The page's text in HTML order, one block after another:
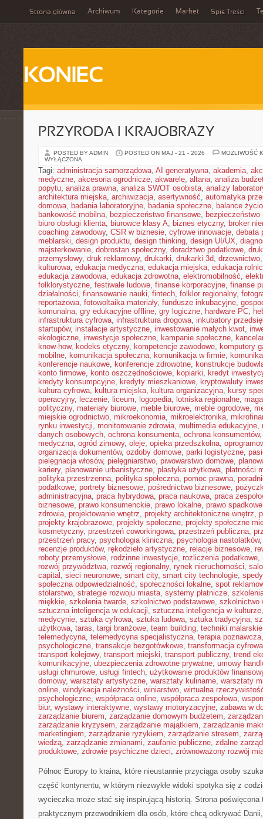
Strona główna Archiwum Kategorie Market Spis Treści
KONIEC
PRZYRODA I KRAJOBRAZY
POSTED BY ADMIN POSTED ON MAJ - 21 - 2026
MOŻLIWOŚĆ
WYŁĄCZONA
Tagi: administracja samorządowa, AI generatywna, akademia,
medyczne, akcesoria ogrodnicze, akwarele, altana, analiza
popytu, analiza prawna, analiza SWOT osobista, analizy
architektura miejska, archiwizacja, asertywność, automatyka
domowa, badania laboratoryjne, badania społeczne, balance
bankowość mobilna, bezpieczeństwo finansowe, bezpieczeństwo
biuro obsługi klienta, biurowce klasy A, biznes etyczny, broker
coaching zawodowy, CSR w biznesie, cyfrowe innowacje, debata
meblarski, design produktu, design thinking, design UI/UX,
majsterkowanie, dobrostan społeczny, doradztwo podatkowe,
przemysłowy, druk reklamowy, drukarki, drukarki 3d, drzewnictwo
kulturowa, edukacja medyczna, edukacja miejska, edukacja
edukacja zawodowa, edukacja zdrowotna, elektromobilność,
folklorystyczne, festiwale ludowe, finanse korporacyjne, finanse
działalności, finansowanie nauki, fintech, folklor regionalny,
reportażowa, fotowoltaika materiały, fundusze inkubacyjne,
komunalna, gry edukacyjne offline, gry logiczne, hardware PC,
infrastruktura cyfrowa, infrastruktura drogowa, inkubatory
startupów, instalacje artystyczne, inwestowanie małych kwot,
ekologiczne, inwestycje społeczne, kampanie społeczne,
know-how, kodeks etyczny, kompetencje zawodowe, komputery
mobilne, komunikacja społeczna, komunikacja w firmie,
konferencje naukowe, konferencje zdrowotne, konstrukcje
konto firmowe, konto oszczędnościowe, kopiarki, kredyt
kredyty konsumpcyjne, kredyty mieszkaniowe, kryptowaluty
kultura cyfrowa, kultura miejska, kultura organizacyjna, kursy
operacyjny, leczenie, liceum, logopedia, lotniska regionalne,
polityczny, materiały biurowe, meble biurowe, meble ogrodowe,
miejskie ogrodnictwo, mikroekonomia, mikroelektronika,
rynku inwestycji, monitorowanie zdrowia, multimedia edukacyjne,
danych osobowych, ochrona konsumenta, ochrona konsumentów
medyczna, ogród zimowy, oleje, opieka przedszkolna,
organizacja dokumentów, ozdoby domowe, parki logistyczne,
pielęgnacja włosów, pielęgniarstwo, piwowarstwo domowe,
kariery, planowanie urbanistyczne, plastyka użytkowa, płatności
polityka przestrzenna, polityka społeczna, pomoc prawna,
podatkowe, portrety biznesowe, pośrednictwo biznesowe,
administracyjna, praca hybrydowa, praca naukowa, praca
biznesowe, prawo konsumenckie, prawo lokalne, prawo spadkowe
zdrowia, projektowanie wnętrz, projekty architektoniczne wnętrz,
projekty krajobrazowe, projekty społeczne, projekty społeczne
kosmetyczny, przestrzeń coworkingowa, przestrzeń publiczna,
przestrzeń pracy, psychologia kliniczna, psychologia nastolatków
recenzje produktów, rękodzieło artystyczne, relacje biznesowe,
roboty przemysłowe, rodzinne inwestycje, rozliczenia podatkowe,
rozwój przywództwa, rozwój regionalny, rynek nieruchomości,
capital , sieci neuronowe, smart city, smart city technologie,
społeczna odpowiedzialność, społeczności lokalne, spot
stolarstwo, strategie rozwoju miasta, systemy płatnicze,
miękkie, szkolenia twarde, szkolnictwo podstawowe, szkolnictwo
sztuczna inteligencja w edukacji, sztuczna inteligencja w kulturze
medycynie, sztuka cyfrowa, sztuka ludowa, sztuka tradycyjna,
użytkowa, taras, targi branżowe, team building, techniki malarskie
telemedycyna, telemedycyna specjalistyczna, terapia poznawcza
psychologiczne, transakcje bezgotówkowe, transformacja cyfrowa
transport kolejowy, transport miejski, transport publiczny, trend
komunikacyjne, ubezpieczenia zdrowotne prywatne, umowy
usługi chmurowe, usługi fintech, użytkowanie produktów
domowy, warsztaty artystyczne, warsztaty kulinarne, warsztaty
online, windykacja należności, winiarstwo, wirtualna
psychologiczne, współpraca online, współpraca zespołowa,
biur, wystawy interaktywne, wystawy motoryzacyjne, zabawa w
zarządzanie biurem, zarządzanie domowym budżetem,
zarządzanie kryzysem, zarządzanie majątkiem, zarządzanie
marketingiem, zarządzanie ryzykiem, zarządzanie stresem,
wiedzą, zarządzanie zmianami, zaufanie publiczne, zdalne
produktowe, zdrowie psychiczne dzieci, zrównoważony rozwój
Północ Europy to kraina, które nieustannie przyciąga osoby
część kontynentu, w którym niezwykłe widoki spotyka się z
wycieczka może stać się inspirującą historią. Strona
praktycznym przewodnikiem dla osób, które chcą odkrywać